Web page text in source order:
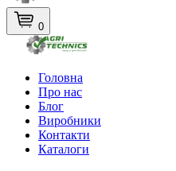
0
Головна
Про нас
Блог
Виробники
Контакти
Каталоги